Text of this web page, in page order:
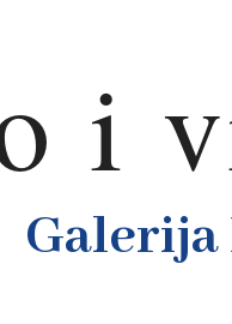
i
Galerija